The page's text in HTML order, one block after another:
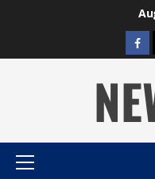
Primary